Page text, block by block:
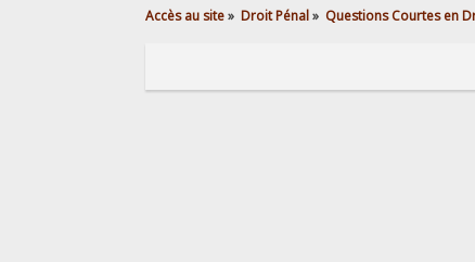
Accès au site» Droit Pénal» Questions Courtes en